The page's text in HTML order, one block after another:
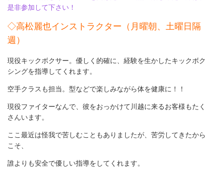
是非参加して下さい！
◇高松麗也インストラクター（月曜朝、土曜日隔
週）
現役キックボクサー。優しく的確に、経験を生かしたキックボク
シングを指導してくれます。
空手クラスも担当。型などで楽しみながら体を健康に！！
現役ファイターなんで、彼をおっかけて川越に来るお客様もたく
さんいます。
ここ最近は怪我で苦しむこともありましたが、苦労してきたから
こそ、
誰よりも安全で優しい指導をしてくれます。